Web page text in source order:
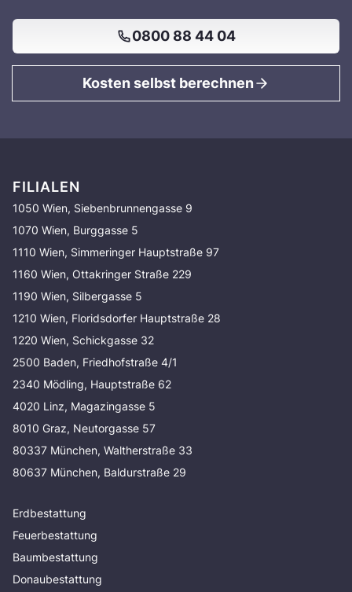
0800 88 44 04
Kosten selbst berechnen
FILIALEN
1050 Wien, Siebenbrunnengasse 9
1070 Wien, Burggasse 5
1110 Wien, Simmeringer Hauptstraße 97
1160 Wien, Ottakringer Straße 229
1190 Wien, Silbergasse 5
1210 Wien, Floridsdorfer Hauptstraße 28
1220 Wien, Schickgasse 32
2500 Baden, Friedhofstraße 4/1
2340 Mödling, Hauptstraße 62
4020 Linz, Magazingasse 5
8010 Graz, Neutorgasse 57
80337 München, Waltherstraße 33
80637 München, Baldurstraße 29
Erdbestattung
Feuerbestattung
Baumbestattung
Donaubestattung